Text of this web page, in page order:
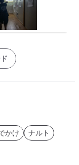
かけ
ナルト